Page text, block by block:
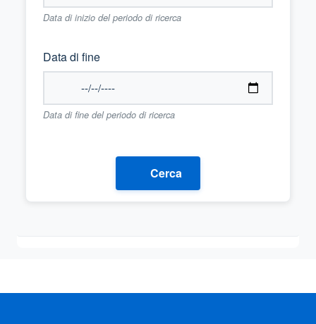
Data di inizio del periodo di ricerca
Data di fine
Data di fine del periodo di ricerca
Cerca